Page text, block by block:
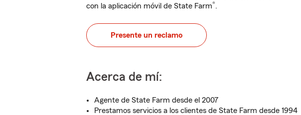
con la aplicación móvil de State Farm®.
Presente un reclamo
Acerca de mí:
Agente de State Farm desde el 2007
Prestamos servicios a los clientes de State Farm desde 1994